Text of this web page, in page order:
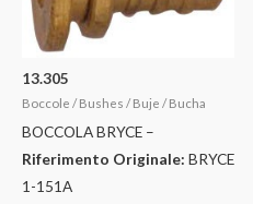
13.305
Boccole / Bushes / Buje / Bucha
BOCCOLA BRYCE –
Riferimento Originale: BRYCE
1-151A